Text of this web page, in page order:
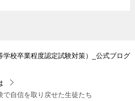
学校卒業程度認定試験対策）_公式ブログ
自信を取り戻せた生徒たち